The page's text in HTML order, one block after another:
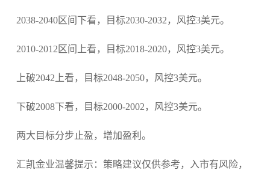
2038-2040区间下看，目标2030-2032，风控3美元。
2010-2012区间上看，目标2018-2020，风控3美元。
上破2042上看，目标2048-2050，风控3美元。
下破2008下看，目标2000-2002，风控3美元。
两大目标分步止盈，增加盈利。
汇凯金业温馨提示：策略建议仅供参考，入市有风险，